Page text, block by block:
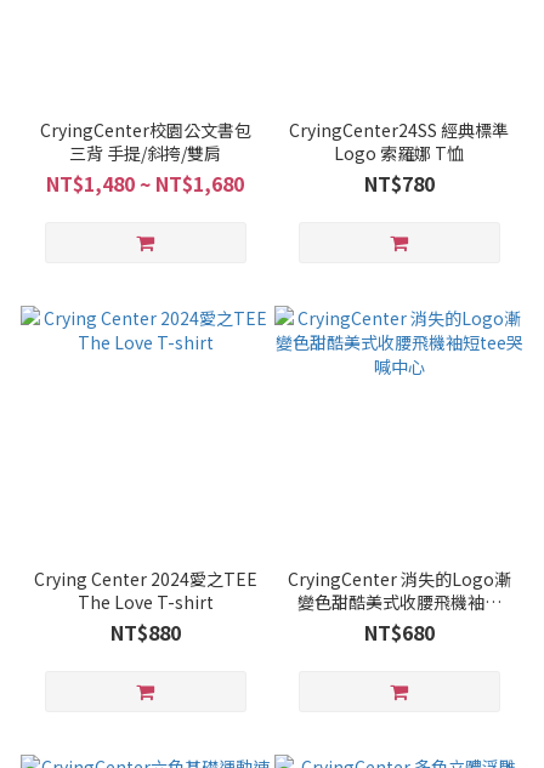
CryingCenter校園公文書包
三背 手提/斜挎/雙肩
NT$1,480 ~ NT$1,680
CryingCenter24SS 經典標準
Logo 索羅娜 T恤
NT$780
Crying Center 2024愛之TEE
The Love T-shirt
NT$880
CryingCenter 消失的Logo漸
變色甜酷美式收腰飛機袖短
tee哭喊中心
NT$680